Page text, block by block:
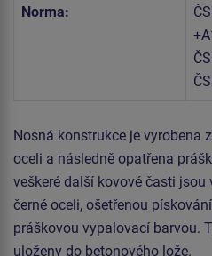
Norma:
Nosná konstrukce je vyrobena
oceli a následně opatřena
veškeré další kovové časti
černé oceli, ošetřenou
práškovou vypalovací barvou.
uloženy do betonového lože.